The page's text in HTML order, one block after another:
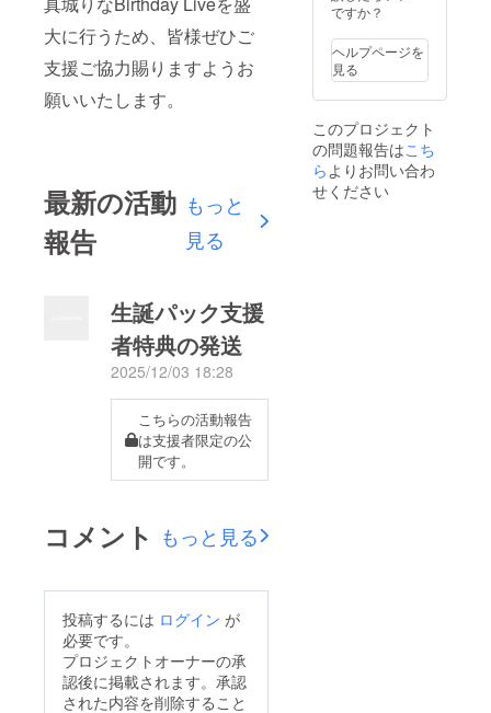
大に行うため、皆様ぜひご
支援ご協力賜りますようお
願いいたします。
最新の活動
報告
もっと
見る
生誕パック支援
者特典の発送
2025/12/03 18:28
こちらの活動報告
は支援者限定の公
開です。
コメント もっと見る
投稿するには ログイン が
必要です。
プロジェクトオーナーの承
認後に掲載されます。承認
された内容を削除すること
ですか？
ヘルプページを
見る
このプロジェクト
の問題報告はこち
らよりお問い合わ
せください